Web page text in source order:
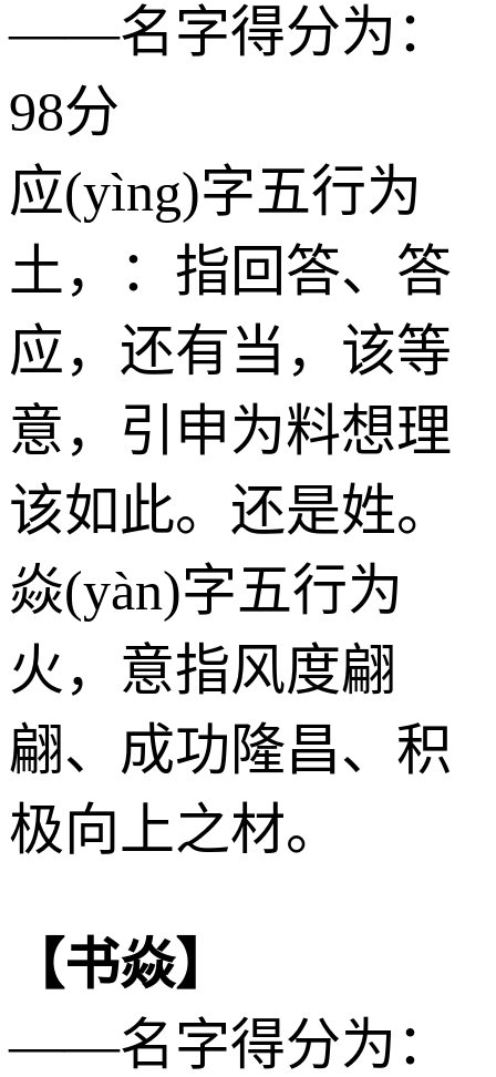
——名字得分为：
98分
应(yìng)字五行为
土，：指回答、答
应，还有当，该等
意，引申为料想理
该如此。还是姓。
焱(yàn)字五行为
火 ，意指风度翩
翩、成功隆昌、积
极向上之材。
【书焱】
——名字得分为：